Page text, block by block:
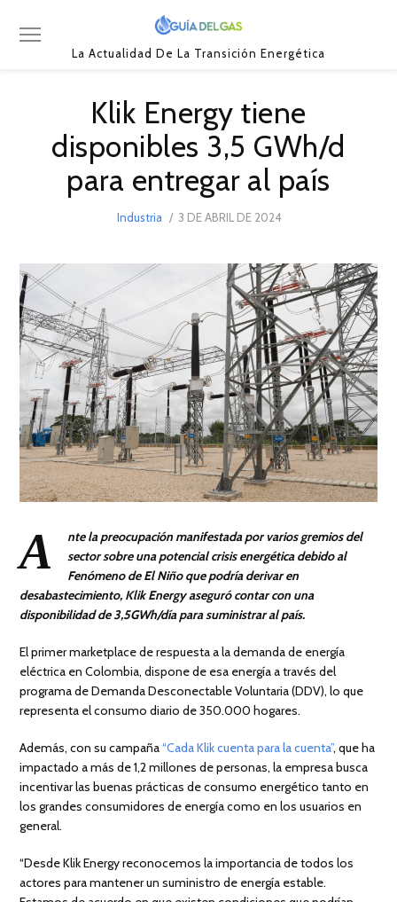
La Actualidad De La Transición Energética
Klik Energy tiene
disponibles 3,5 GWh/d
para entregar al país
Industria
POSTED
3 DE ABRIL DE 2024
DE
2024
A
nte la preocupación manifestada por varios gremios del
sector sobre una potencial crisis energética debido al
Fenómeno de El Niño que podría derivar en
desabastecimiento, Klik Energy aseguró contar con una
disponibilidad de 3,5GWh/día para suministrar al país.
El primer marketplace de respuesta a la demanda de energía
eléctrica en Colombia, dispone de esa energía a través del
programa de Demanda Desconectable Voluntaria (DDV), lo que
representa el consumo diario de 350.000 hogares.
Además, con su campaña“Cada Klik cuenta para la cuenta”, que ha
impactado a más de 1,2 millones de personas, la empresa busca
incentivar las buenas prácticas de consumo energético tanto en
los grandes consumidores de energía como en los usuarios en
general.
“Desde Klik Energy reconocemos la importancia de todos los
actores para mantener un suministro de energía estable.